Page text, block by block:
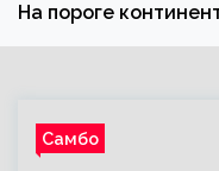
На пороге
Самбо